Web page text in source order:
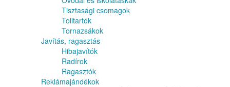
Tisztasági csomagok
Tolltartók
Tornazsákok
Javítás, ragasztás
Hibajavítók
Radírok
Ragasztók
Reklámajándékok